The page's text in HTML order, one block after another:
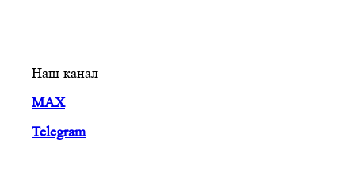
Наш канал
MAX
Telegram